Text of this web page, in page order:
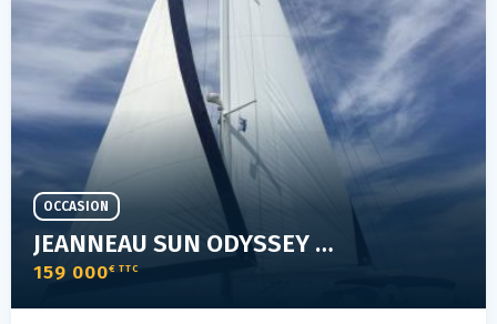
JEANNEAU SUN ODYSSEY 52.2
159 000€ TTC
OCCASION